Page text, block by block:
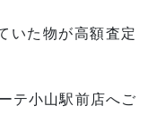
いた物が高額査定
テ小山駅前店へご